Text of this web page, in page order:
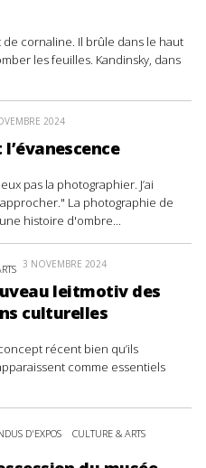
de cornaline. Il brûle dans le haut
les feuilles. Kandinsky, dans
2024
pas la photographier. J’ai
La photographie de
histoire d'ombre...
3 NOVEMBRE 2024
leitmotiv des
culturelles
récent bien qu’ils
comme essentiels
D'EXPOS CULTURE & ARTS